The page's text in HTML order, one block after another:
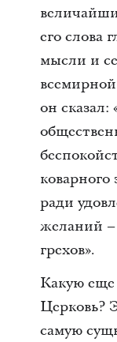
его слова
мысли и
он сказал:
коварного
ради
желаний
грехов».
Какую еще
Церковь?
самую